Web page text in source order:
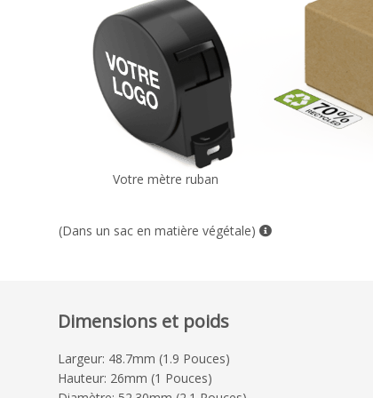
Votre mètre ruban
(Dans un sac en matière végétale)
Dimensions et poids
Largeur: 48.7mm (1.9 Pouces)
Hauteur: 26mm (1 Pouces)